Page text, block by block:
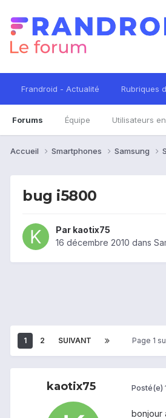
Frandroid - Actualité Rubriques
Forums Équipe Utilisateurs
Accueil Smartphones Samsung
bug i5800
Par kaotix75
16 décembre 2010 dans
1 2 SUIVANT Page 1
kaotix75 Posté(e)
bonjour